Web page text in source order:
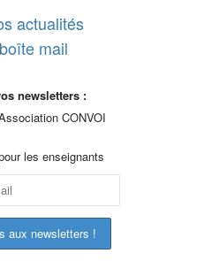
actualités
mail
newsletters :
CONVOI
les enseignants